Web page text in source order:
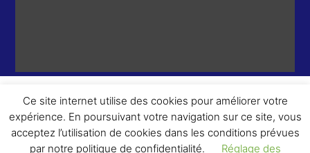
© 2026 – 2 ème Round – Tous droits réservés.
Ce site internet utilise des cookies pour améliorer votre
expérience. En poursuivant votre navigation sur ce site, vous
acceptez l’utilisation de cookies dans les conditions prévues
par notre politique de confidentialité.
Réglage des